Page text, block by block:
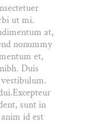
ut mi.
at,
nonummy
et,
Duis
sunt in
id est